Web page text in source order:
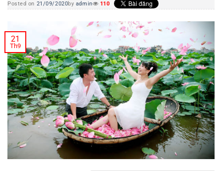
Posted on 21/09/2020by admin 110
21
Th9